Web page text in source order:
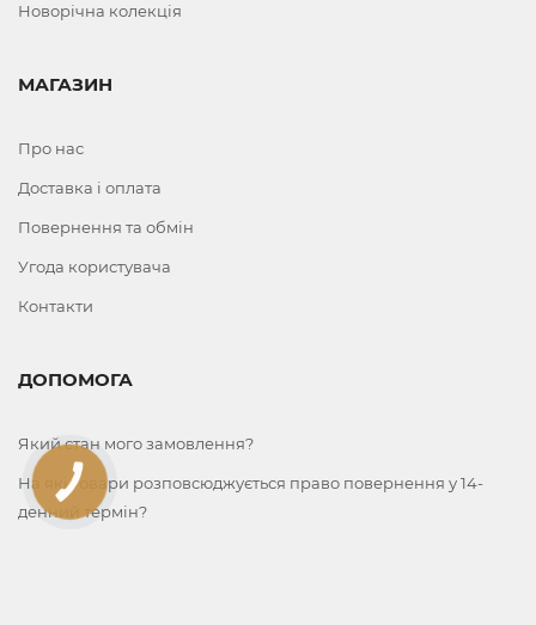
Новорічна колекція
МАГАЗИН
Про нас
Доставка і оплата
Повернення та обмін
Угода користувача
Контакти
ДОПОМОГА
Який стан мого замовлення?
На які товари розповсюджується право повернення у 14-
денний термін?
КНОПКА
ЗВ'ЯЗКУ